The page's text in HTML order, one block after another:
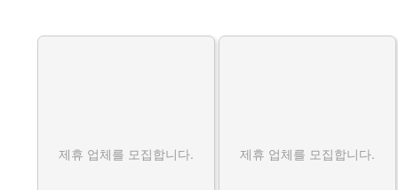
제휴 업체를 모집합니다. 제휴 업체를 모집합니다.